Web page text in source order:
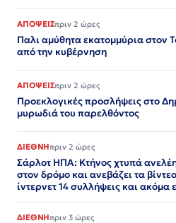
ΑΠΟΨΕΙΣπριν 2 ώρες
Παλι αμύθητα εκατομμύρια στον
από την κυβέρνηση
ΑΠΟΨΕΙΣπριν 2 ώρες
Προεκλογικές προσλήψεις στο
μυρωδιά του παρελθόντος
ΔΙΕΘΝΗπριν 2 ώρες
Σάρλοτ ΗΠΑ: Κτήνος χτυπά
στον δρόμο και ανεβάζει τα
ίντερνετ 14 συλλήψεις και ακόμα
ΔΙΕΘΝΗπριν 3 ώρες